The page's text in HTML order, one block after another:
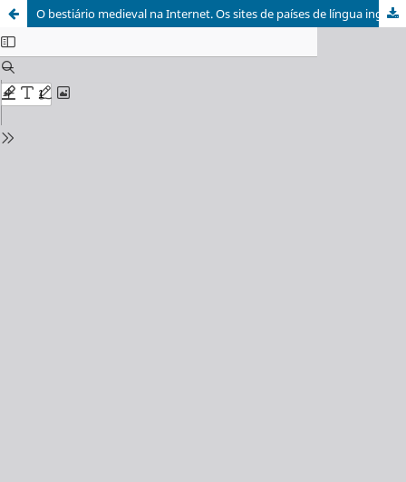
O bestiário medieval na Internet. Os sites de países de língua inglesa